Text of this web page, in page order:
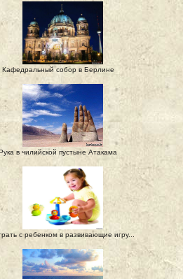
Кафедральный собор в Берлине
в чилийской пустыне Атакама
с ребенком в развивающие игру...